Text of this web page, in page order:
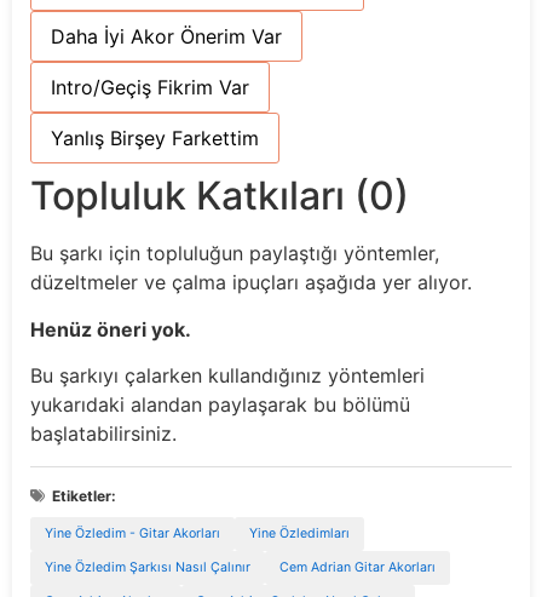
Daha İyi Akor Önerim Var
Intro/Geçiş Fikrim Var
Yanlış Birşey Farkettim
Topluluk Katkıları (0)
Bu şarkı için topluluğun paylaştığı yöntemler,
düzeltmeler ve çalma ipuçları aşağıda yer alıyor.
Henüz öneri yok.
Bu şarkıyı çalarken kullandığınız yöntemleri
yukarıdaki alandan paylaşarak bu bölümü
başlatabilirsiniz.
Etiketler:
Yine Özledim - Gitar Akorları Yine Özledimları
Yine Özledim Şarkısı Nasıl Çalınır Cem Adrian Gitar Akorları